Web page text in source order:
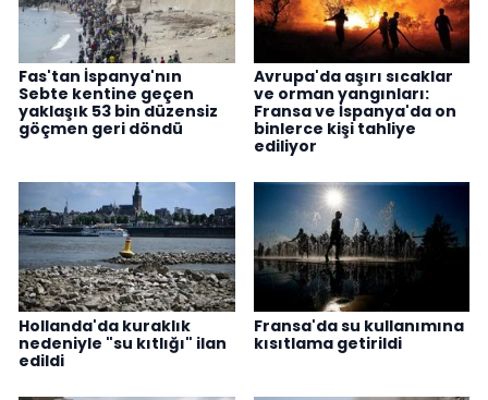
Fas'tan İspanya'nın
Sebte kentine geçen
yaklaşık 53 bin düzensiz
göçmen geri döndü
Avrupa'da aşırı sıcaklar
ve orman yangınları:
Fransa ve İspanya'da on
binlerce kişi tahliye
ediliyor
Hollanda'da kuraklık
nedeniyle "su kıtlığı" ilan
edildi
Fransa'da su kullanımına
kısıtlama getirildi